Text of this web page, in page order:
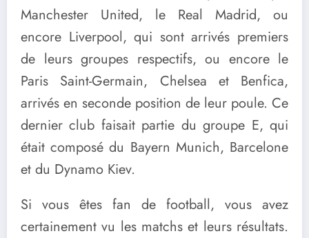
Manchester United, le Real Madrid, ou
encore Liverpool, qui sont arrivés premiers
de leurs groupes respectifs, ou encore le
Paris Saint-Germain, Chelsea et Benfica,
arrivés en seconde position de leur poule. Ce
dernier club faisait partie du groupe E, qui
était composé du Bayern Munich, Barcelone
et du Dynamo Kiev.
Si vous êtes fan de football, vous avez
certainement vu les matchs et leurs résultats.